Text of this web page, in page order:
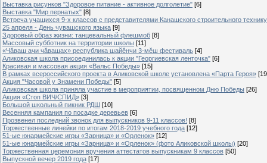
Выставка рисунков "Здоровое питание - активное долголетие" [6]
Выставка "Мир пернатых" [8]
Встреча учащихся 9-х классов с представителями Канашского строительного
25 апреля - День чувашского языка [9]
Здоровый образ жизни: танцевальный флешмоб [8]
Массовый субботник на территории школы [11]
«Чăваш ачи чăвашах» республика шайĕнчи 3-мĕш фестиваль [4]
Аликовская школа присоединилась к акции "Георгиевская ленточка" [6]
Красивая и массовая акция «Вальс Победы» [15]
В рамках всероссийского проекта в Аликовской школе установлена «Парта Героя»
Акция "Часовой у Знамени Победы" [5]
Аликовская школа приняла участие в мероприятии, посвященном Дню Победы [26]
Акция «Стоп ВИЧ/СПИД» [3]
Большой школьный пикник РДШ [10]
Весенняя кампания по посадке деревьев [6]
Прозвенел последний звонок для выпускников 9-11 классов! [8]
Торжественные линейки по итогам 2018-2019 учебного года [12]
51-ые юнармейские игры «Зарница» и «Орленок» [12]
51-ые юнармейские игры «Зарница» и «Орленок» (фото Аликовской школы) [20]
Торжественная церемония вручения аттестатов выпускникам 9 классов [50]
Выпускной вечер 2019 года [17]